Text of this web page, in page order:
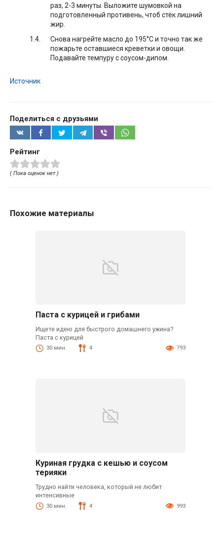
раз, 2-3 минуты. Выложите шумовкой на
подготовленный противень, чтоб стёк лишний
жир.
Снова нагрейте масло до 195°С и точно так же
пожарьте оставшиеся креветки и овощи.
Подавайте темпуру с соусом-дипом.
Источник
Поделиться с друзьями
Рейтинг
( Пока оценок нет )
Похожие материалы
Паста с курицей и грибами
Ищете идею для быстрого домашнего ужина?
Паста с курицей
30 мин. 4 793
Куриная грудка с кешью и соусом
терияки
Трудно найти человека, который не любит
интенсивные
30 мин. 4 993